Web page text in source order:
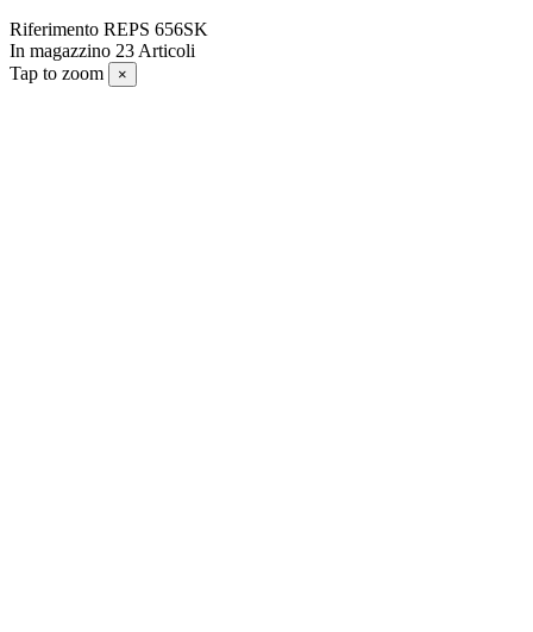
Riferimento REPS 656SK
In magazzino 23 Articoli
Tap to zoom
×